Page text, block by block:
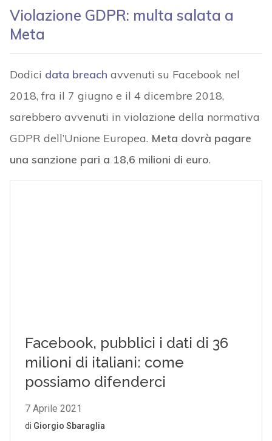
Violazione GDPR: multa salata a
Meta
Dodici data breach avvenuti su Facebook nel
2018, fra il 7 giugno e il 4 dicembre 2018,
sarebbero avvenuti in violazione della normativa
GDPR dell’Unione Europea. Meta dovrà pagare
una sanzione pari a 18,6 milioni di euro.